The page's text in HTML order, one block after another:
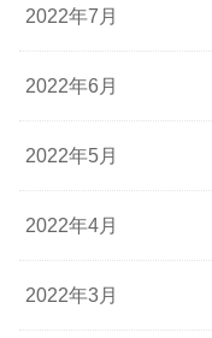
2022年7月
2022年6月
2022年5月
2022年4月
2022年3月